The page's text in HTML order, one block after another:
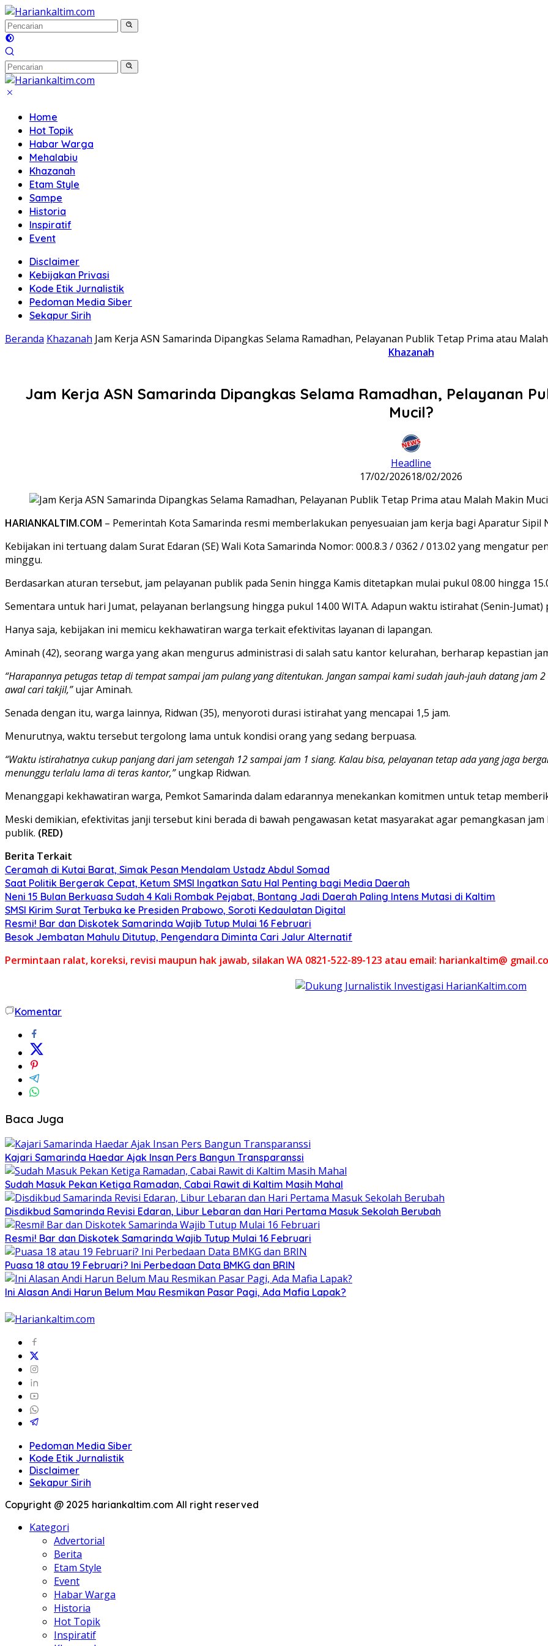
Langsung
ke
konten
Home
Hot Topik
Habar Warga
Mehalabiu
Khazanah
Etam Style
Sampe
Historia
Inspiratif
Event
Disclaimer
Kebijakan Privasi
Kode Etik Jurnalistik
Pedoman Media Siber
Sekapur Sirih
Beranda Khazanah Jam Kerja ASN Samarinda Dipangkas Selama Ramadhan, Pelayanan Publik Tetap Prima atau
Khazanah
Jam Kerja ASN Samarinda Dipangkas Selama Ramadhan, Pelayanan
Mucil?
Headline
17/02/202618/02/2026
HARIANKALTIM.COM – Pemerintah Kota Samarinda resmi memberlakukan penyesuaian jam kerja bagi Aparatur Sipil
Kebijakan ini tertuang dalam Surat Edaran (SE) Wali Kota Samarinda Nomor: 000.8.3 / 0362 / 013.02 yang mengatur
minggu.
Berdasarkan aturan tersebut, jam pelayanan publik pada Senin hingga Kamis ditetapkan mulai pukul 08.00 hingga
Sementara untuk hari Jumat, pelayanan berlangsung hingga pukul 14.00 WITA. Adapun waktu istirahat (Senin-Jumat)
Hanya saja, kebijakan ini memicu kekhawatiran warga terkait efektivitas layanan di lapangan.
Aminah (42), seorang warga yang akan mengurus administrasi di salah satu kantor kelurahan, berharap kepastian
“Harapannya petugas tetap di tempat sampai jam pulang yang ditentukan. Jangan sampai kami sudah jauh-jauh datang jam
awal cari takjil,”ujar Aminah.
Senada dengan itu, warga lainnya, Ridwan (35), menyoroti durasi istirahat yang mencapai 1,5 jam.
Menurutnya, waktu tersebut tergolong lama untuk kondisi orang yang sedang berpuasa.
“Waktu istirahatnya cukup panjang dari jam setengah 12 sampai jam 1 siang. Kalau bisa, pelayanan tetap ada yang jaga
menunggu terlalu lama di teras kantor,”ungkap Ridwan.
Menanggapi kekhawatiran warga, Pemkot Samarinda dalam edarannya menekankan komitmen untuk tetap
Meski demikian, efektivitas janji tersebut kini berada di bawah pengawasan ketat masyarakat agar pemangkasan
publik. (RED)
Berita Terkait
Ceramah di Kutai Barat, Simak Pesan Mendalam Ustadz Abdul Somad
Saat Politik Bergerak Cepat, Ketum SMSI Ingatkan Satu Hal Penting bagi Media Daerah
Neni 15 Bulan Berkuasa Sudah 4 Kali Rombak Pejabat, Bontang Jadi Daerah Paling Intens Mutasi di Kaltim
SMSI Kirim Surat Terbuka ke Presiden Prabowo, Soroti Kedaulatan Digital
Resmi! Bar dan Diskotek Samarinda Wajib Tutup Mulai 16 Februari
Besok Jembatan Mahulu Ditutup, Pengendara Diminta Cari Jalur Alternatif
Permintaan ralat, koreksi, revisi maupun hak jawab, silakan WA 0821-522-89-123 atau email: hariankaltim@
Komentar
Baca Juga
Kajari Samarinda Haedar Ajak Insan Pers Bangun Transparanssi
Sudah Masuk Pekan Ketiga Ramadan, Cabai Rawit di Kaltim Masih Mahal
Disdikbud Samarinda Revisi Edaran, Libur Lebaran dan Hari Pertama Masuk Sekolah Berubah
Resmi! Bar dan Diskotek Samarinda Wajib Tutup Mulai 16 Februari
Puasa 18 atau 19 Februari? Ini Perbedaan Data BMKG dan BRIN
Ini Alasan Andi Harun Belum Mau Resmikan Pasar Pagi, Ada Mafia Lapak?
Pedoman Media Siber
Kode Etik Jurnalistik
Disclaimer
Sekapur Sirih
Copyright @ 2025 hariankaltim.com All right reserved
Kategori
Advertorial
Berita
Etam Style
Event
Habar Warga
Historia
Hot Topik
Inspiratif